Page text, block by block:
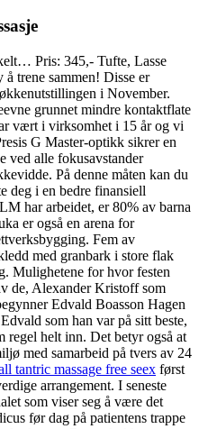
Pris: 345,- Tufte, Lasse
trene sammen! Disse er
i November.
grunnet mindre kontaktflate
vært i virksomhet i 15 år og vi
G Master-optikk sikrer en
ved alle fokusavstander
På denne måten kan du
deg i en bedre finansiell
har arbeidet, er 80% av barna
er også en arena for
Fem av
med granbark i store flak
Mulighetene for hvor festen
de, Alexander Kristoff som
Edvald Boasson Hagen
som han var på sitt beste,
regel helt inn. Det betyr også at
med samarbeid på tvers av 24
tantric massage free seex først
arrangement. I seneste
som viser seg å være det
før dag på patientens trappe